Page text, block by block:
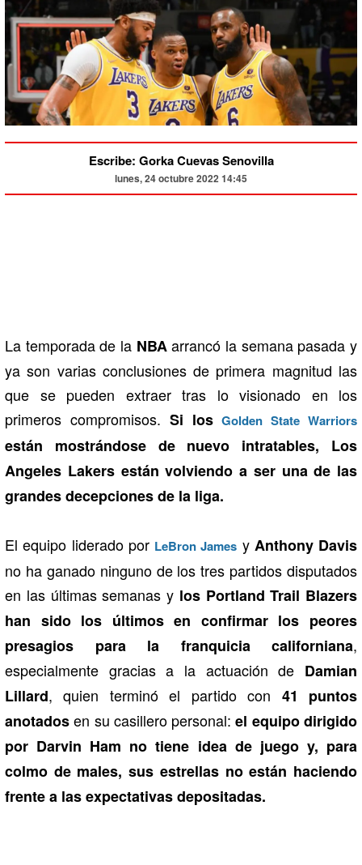
Escribe: Gorka Cuevas Senovilla
lunes, 24 octubre 2022 14:45
La temporada de la NBAarrancó la semana pasada y
ya son varias conclusiones de primera magnitud las
que se pueden extraer tras lo visionado en los
primeros compromisos. Si losGolden State Warriors
están mostrándose de nuevo intratables, Los
Angeles Lakers están volviendo a ser una de las
grandes decepciones de la liga.
El equipo liderado por LeBron James y Anthony Davis
no ha ganado ninguno de los tres partidos disputados
en las últimas semanas y los Portland Trail Blazers
han sido los últimos en confirmar los peores
presagios para la franquicia californiana,
especialmente gracias a la actuación de Damian
Lillard, quien terminó el partido con 41 puntos
anotadosen su casillero personal:el equipo dirigido
por Darvin Ham no tiene idea de juego y, para
colmo de males, sus estrellas no están haciendo
frente a las expectativas depositadas.